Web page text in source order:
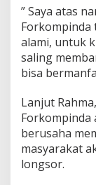
” Saya atas
alami, untuk
saling
bisa
Lanjut
berusaha
masyarakat
longsor.